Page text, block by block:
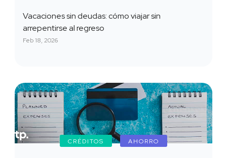
Vacaciones sin deudas: cómo viajar sin
arrepentirse al regreso
Feb 18, 2026
CRÉDITOS AHORRO